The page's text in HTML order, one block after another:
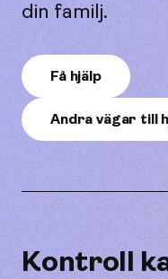
din familj.
Få hjälp
Andra vägar till
Kontroll